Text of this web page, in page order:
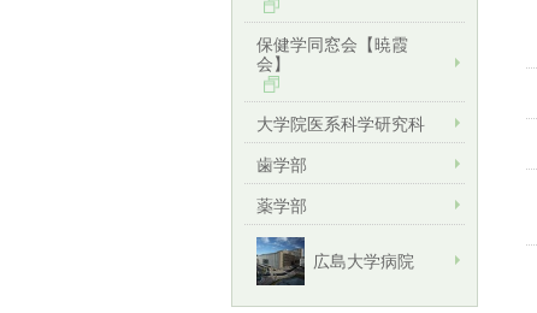
保健学同窓会【暁霞
会】
大学院医系科学研究科
歯学部
薬学部
広島大学病院